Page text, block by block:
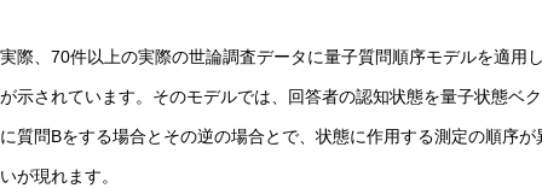
実際、70件以上の実際の世論調査データに量子質問順序モデルを適用
が示されています。そのモデルでは、回答者の認知状態を量子状態ベ
に質問Bをする場合とその逆の場合とで、状態に作用する測定の順序
いが現れます。